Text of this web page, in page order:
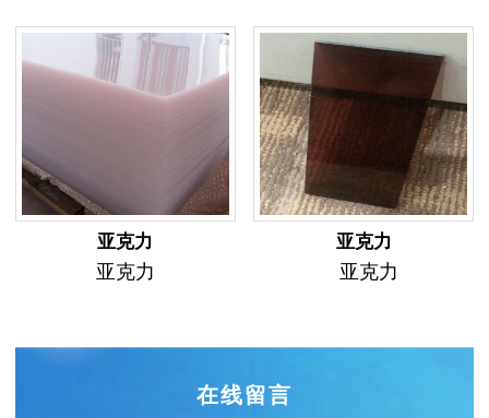
亚克力
亚克力
亚克力
亚克力
在线留言